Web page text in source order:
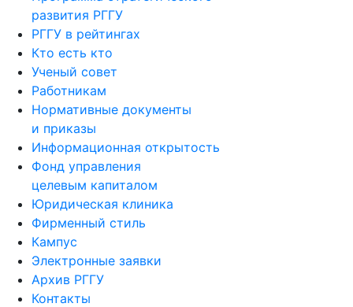
развития РГГУ
РГГУ в рейтингах
Кто есть кто
Ученый совет
Работникам
Нормативные документы
и приказы
Информационная открытость
Фонд управления
целевым капиталом
Юридическая клиника
Фирменный стиль
Кампус
Электронные заявки
Архив РГГУ
Контакты